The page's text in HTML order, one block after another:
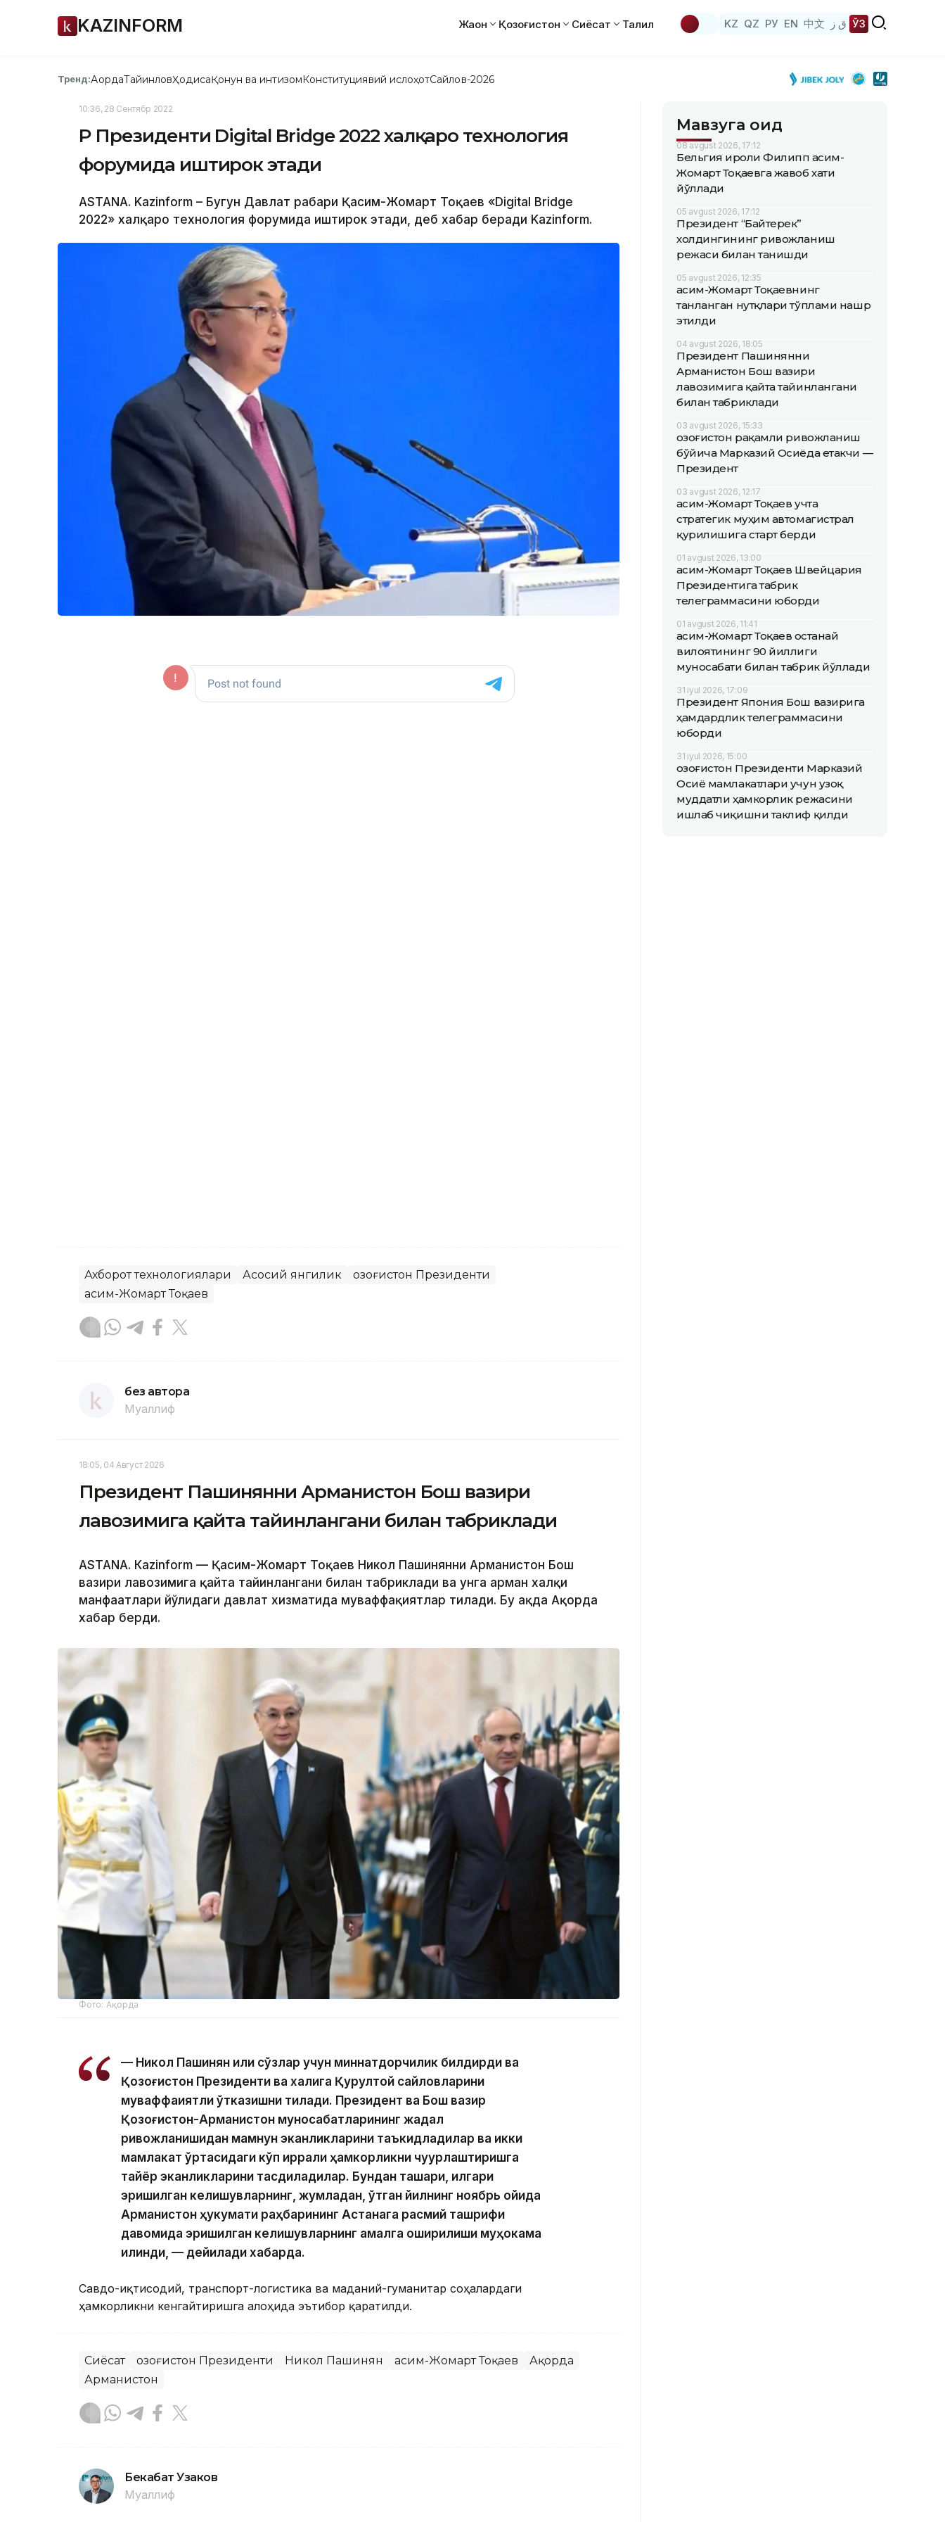
KAZINFORM Жаҳон Қозоғистон Сиёсат Таҳлил KZ QZ РУ EN 中文 ق ز ЎЗ
Тренд:АқордаТайинловҲодисаҚонун ва интизомКонституциявий ислоҳотСайлов-2026
10:36, 28 Сентябр 2022
ҚР Президенти Digital Bridge 2022 халқаро технология
форумида иштирок этади
ASTANA. Kazinform – Бугун Давлат раҳбари Қасим-Жомарт Тоқаев «Digital Bridge
2022» халқаро технология форумида иштирок этади, деб хабар беради Kazinform.
Ахборот технологиялари Асосий янгилик
Қозоғистон Президенти
Қасим-Жомарт Тоқаев
без автора
Муаллиф
18:05, 04 Август 2026
Президент Пашинянни Арманистон Бош вазири
лавозимига қайта тайинлангани билан табриклади
ASTANА. Кazinform — Қасим-Жомарт Тоқаев Никол Пашинянни Арманистон Бош
вазири лавозимига қайта тайинлангани билан табриклади ва унга арман халқи
манфаатлари йўлидаги давлат хизматида муваффақиятлар тилади. Бу ҳақда Ақорда
хабар берди.
Фото: Ақорда
— Никол Пашинян илиқ сўзлар учун миннатдорчилик билдирди ва
Қозоғистон Президенти ва халқига Қурултой сайловларини
муваффақиятли ўтказишни тилади. Президент ва Бош вазир
Қозоғистон-Арманистон муносабатларининг жадал
ривожланишидан мамнун эканликларини таъкидладилар ва икки
мамлакат ўртасидаги кўп қиррали ҳамкорликни чуқурлаштиришга
тайёр эканликларини тасдиқладилар. Бундан ташқари, илгари
эришилган келишувларнинг, жумладан, ўтган йилнинг ноябрь ойида
Арманистон ҳукумати раҳбарининг Астанага расмий ташрифи
давомида эришилган келишувларнинг амалга оширилиши муҳокама
қилинди, — дейилади хабарда.
Савдо-иқтисодий, транспорт-логистика ва маданий-гуманитар соҳалардаги
ҳамкорликни кенгайтиришга алоҳида эътибор қаратилди.
Сиёсат Қозоғистон Президенти Никол Пашинян Қасим-Жомарт Тоқаев
Ақорда
Арманистон
Бекабат Узаков
Муаллиф
Мавзуга оид
08 avgust 2026, 17:12
Бельгия Қироли Филипп Қасим-
Жомарт Тоқаевга жавоб хати
йўллади
05 avgust 2026, 17:12
Президент “Байтерек”
холдингининг ривожланиш
режаси билан танишди
05 avgust 2026, 12:35
Қасим-Жомарт Тоқаевнинг
танланган нутқлари тўплами нашр
этилди
04 avgust 2026, 18:05
Президент Пашинянни
Арманистон Бош вазири
лавозимига қайта тайинлангани
билан табриклади
03 avgust 2026, 15:33
Қозоғистон рақамли ривожланиш
бўйича Марказий Осиёда етакчи —
Президент
03 avgust 2026, 12:17
Қасим-Жомарт Тоқаев учта
стратегик муҳим автомагистрал
қурилишига старт берди
01 avgust 2026, 13:00
Қасим-Жомарт Тоқаев Швейцария
Президентига табрик
телеграммасини юборди
01 avgust 2026, 11:41
Қасим-Жомарт Тоқаев Қостанай
вилоятининг 90 йиллиги
муносабати билан табрик йўллади
31 iyul 2026, 17:09
Президент Япония Бош вазирига
ҳамдардлик телеграммасини
юборди
31 iyul 2026, 15:00
Қозоғистон Президенти Марказий
Осиё мамлакатлари учун узоқ
муддатли ҳамкорлик режасини
ишлаб чиқишни таклиф қилди